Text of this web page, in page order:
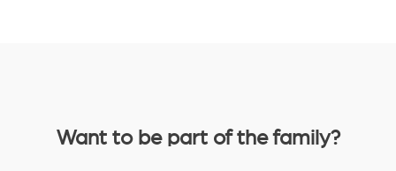
Want to be part of the family?